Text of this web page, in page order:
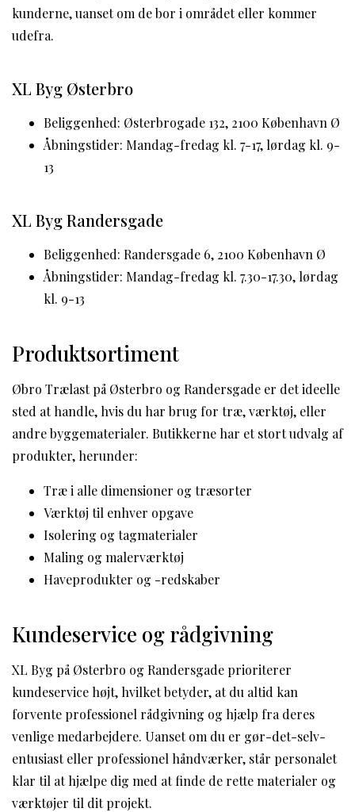
kunderne, uanset om de bor i området eller kommer
udefra.
XL Byg Østerbro
Beliggenhed: Østerbrogade 132, 2100 København Ø
Åbningstider: Mandag-fredag kl. 7-17, lørdag kl. 9-
13
XL Byg Randersgade
Beliggenhed: Randersgade 6, 2100 København Ø
Åbningstider: Mandag-fredag kl. 7.30-17.30, lørdag
kl. 9-13
Produktsortiment
Øbro Trælast på Østerbro og Randersgade er det ideelle
sted at handle, hvis du har brug for træ, værktøj, eller
andre byggematerialer. Butikkerne har et stort udvalg af
produkter, herunder:
Træ i alle dimensioner og træsorter
Værktøj til enhver opgave
Isolering og tagmaterialer
Maling og malerværktøj
Haveprodukter og -redskaber
Kundeservice og rådgivning
XL Byg på Østerbro og Randersgade prioriterer
kundeservice højt, hvilket betyder, at du altid kan
forvente professionel rådgivning og hjælp fra deres
venlige medarbejdere. Uanset om du er gør-det-selv-
entusiast eller professionel håndværker, står personalet
klar til at hjælpe dig med at finde de rette materialer og
værktøjer til dit projekt.